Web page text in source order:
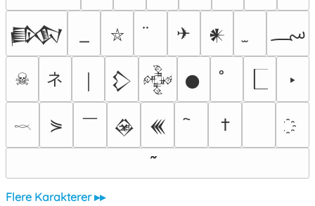
𒁃 ⛥ ✈ 𒀭 ؄
☠ ネ 𒁷 𒅒 𒊹 ‣
𓎖 ⋟ ￣ 𒊲 𒌍 †
Flere Karakterer ▸▸